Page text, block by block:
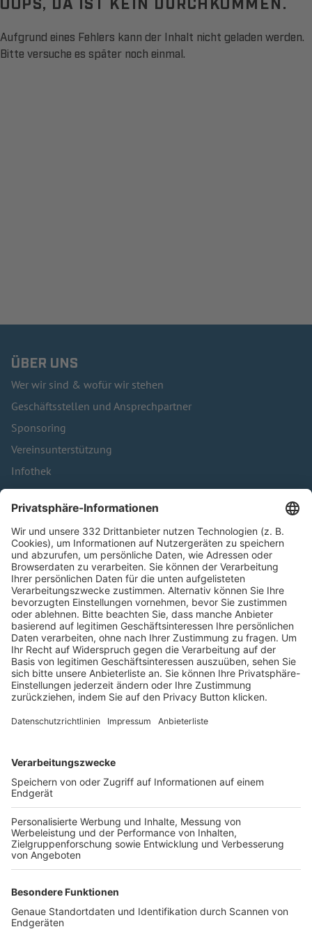
Aufgrund eines Fehlers kann der Inhalt nicht geladen werden.
Bitte versuche es später noch einmal.
ÜBER UNS
Wer wir sind & wofür wir stehen
Geschäftsstellen und Ansprechpartner
Sponsoring
Vereinsunterstützung
Infothek
Kontakt
HÄUFIG BESUCHTE SEITEN
Pässe und Vereinswechsel
Trainerausbildung
Schulungsangebot Vereinsmitarbeiter
BFV-Geschäftsstellen
Trainerbörse
Login SpielPlus
FOLGE DEM BFV
TOP-VEREINE
TOP-PARTNER